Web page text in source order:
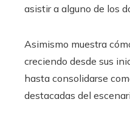
asistir a alguno de los
Asimismo muestra
creciendo desde sus
hasta consolidarse
destacadas del